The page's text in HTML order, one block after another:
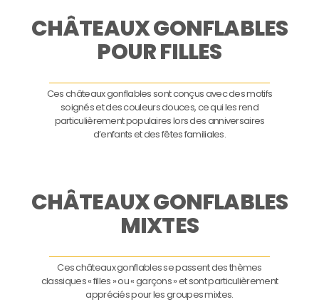
CHÂTEAUX GONFLABLES
POUR FILLES
Ces châteaux gonflables sont conçus avec des motifs
soignés et des couleurs douces, ce qui les rend
particulièrement populaires lors des anniversaires
d’enfants et des fêtes familiales.
CHÂTEAUX GONFLABLES
MIXTES
Ces châteaux gonflables se passent des thèmes
classiques « filles » ou « garçons » et sont particulièrement
appréciés pour les groupes mixtes.